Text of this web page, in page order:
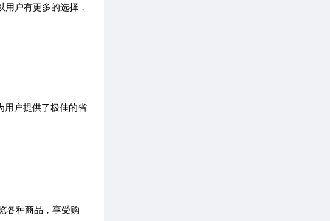
户有更多的选择，
用户提供了极佳的省
各种商品，享受购